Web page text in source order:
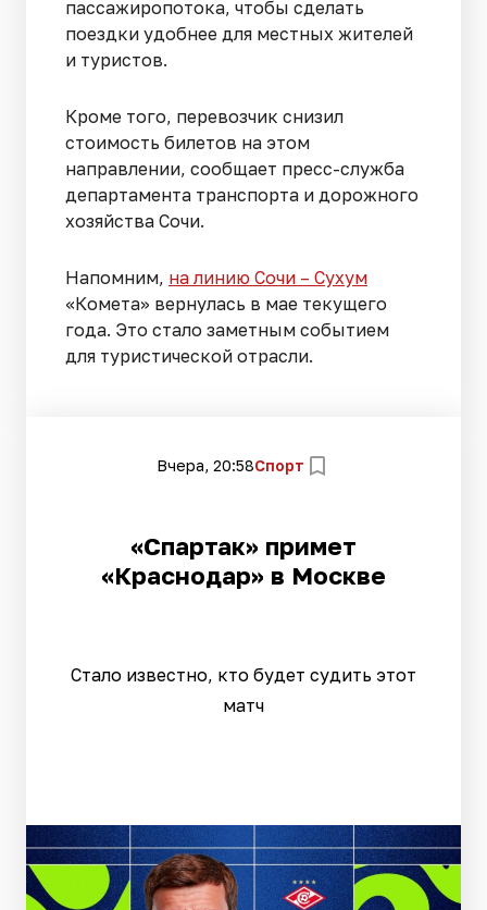
пассажиропотока, чтобы сделать
поездки удобнее для местных жителей
и туристов.
Кроме того, перевозчик снизил
стоимость билетов на этом
направлении, сообщает пресс-служба
департамента транспорта и дорожного
хозяйства Сочи.
Напомним, на линию Сочи – Сухум
«Комета» вернулась в мае текущего
года. Это стало заметным событием
для туристической отрасли.
Вчера, 20:58Спорт
«Спартак» примет
«Краснодар» в Москве
Стало известно, кто будет судить этот
матч